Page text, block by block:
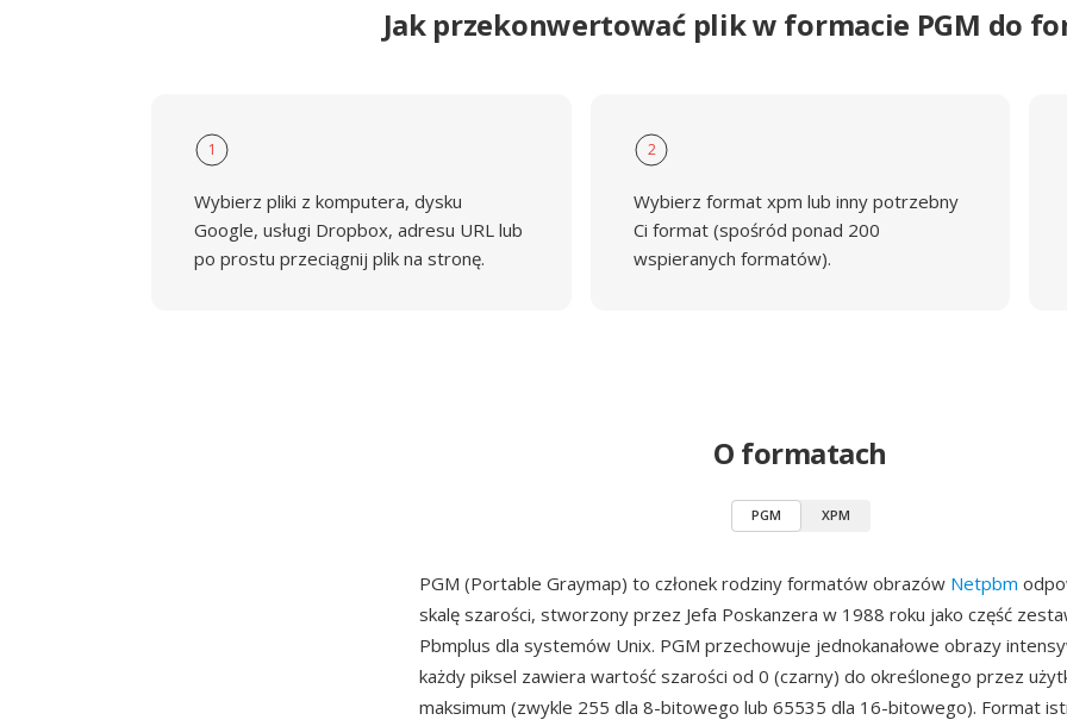
Jak przekonwertować plik w formacie PGM do
1
Wybierz pliki z komputera, dysku
Google, usługi Dropbox, adresu URL lub
po prostu przeciągnij plik na stronę.
2
Wybierz format xpm lub inny potrzebny
Ci format (spośród ponad 200
wspieranych formatów).
O formatach
PGM XPM
PGM (Portable Graymap) to członek rodziny formatów obrazów Netpbm
skalę szarości, stworzony przez Jefa Poskanzera w 1988 roku jako część
Pbmplus dla systemów Unix. PGM przechowuje jednokanałowe obrazy
każdy piksel zawiera wartość szarości od 0 (czarny) do określonego przez
maksimum (zwykle 255 dla 8-bitowego lub 65535 dla 16-bitowego). Format